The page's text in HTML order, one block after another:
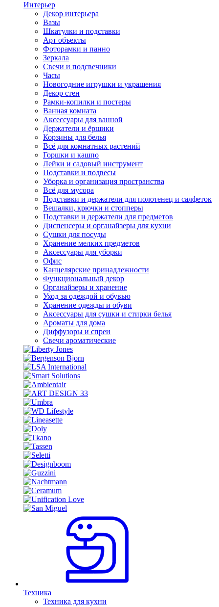
Интерьер
Декор интерьера
Вазы
Шкатулки и подставки
Арт объекты
Фоторамки и панно
Зеркала
Свечи и подсвечники
Часы
Новогодние игрушки и украшения
Декор стен
Рамки-копилки и постеры
Ванная комната
Аксессуары для ванной
Держатели и ёршики
Корзины для белья
Всё для комнатных растений
Горшки и кашпо
Лейки и садовый инструмент
Подставки и подвесы
Уборка и организация пространства
Всё для мусора
Подставки и держатели для полотенец и салфеток
Вешалки, крючки и стопперы
Подставки и держатели для предметов
Диспенсеры и органайзеры для кухни
Сушки для посуды
Хранение мелких предметов
Аксессуары для уборки
Офис
Канцелярские принадлежности
Функциональный декор
Органайзеры и хранение
Уход за одеждой и обувью
Хранение одежды и обуви
Аксессуары для сушки и стирки белья
Ароматы для дома
Диффузоры и спреи
Свечи ароматические
Техника
Техника для кухни